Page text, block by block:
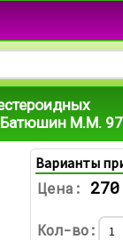
Батюшин М.М.
Варианты
Цена:
Кол-во: